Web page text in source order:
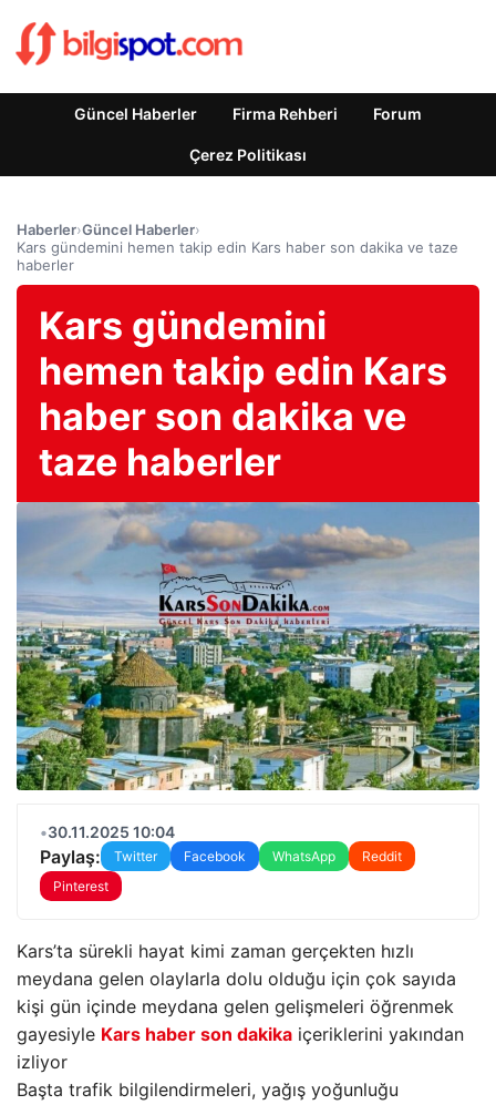
Güncel Haberler Firma Rehberi Forum
Çerez Politikası
Haberler›Güncel Haberler›
Kars gündemini hemen takip edin Kars haber son dakika ve taze
haberler
Kars gündemini
hemen takip edin Kars
haber son dakika ve
taze haberler
•30.11.2025 10:04
Paylaş: Twitter Facebook WhatsApp
Reddit
Pinterest
Kars’ta sürekli hayat kimi zaman gerçekten hızlı
meydana gelen olaylarla dolu olduğu için çok sayıda
kişi gün içinde meydana gelen gelişmeleri öğrenmek
gayesiyle Kars haber son dakika içeriklerini yakından
izliyor
Başta trafik bilgilendirmeleri, yağış yoğunluğu